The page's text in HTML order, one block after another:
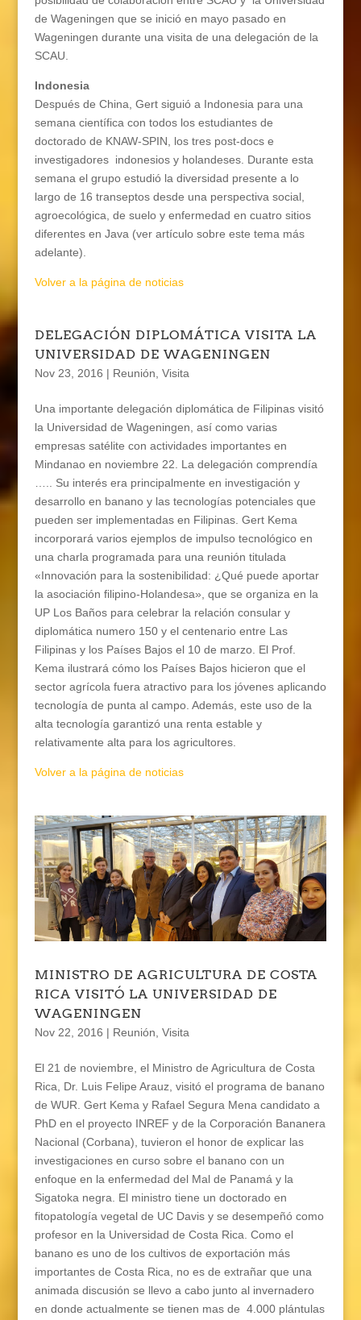
de Wageningen que se inició en mayo pasado en
Wageningen durante una visita de una delegación de la
SCAU.
Indonesia
Después de China, Gert siguió a Indonesia para una
semana científica con todos los estudiantes de
doctorado de KNAW-SPIN, los tres post-docs e
investigadores indonesios y holandeses. Durante esta
semana el grupo estudió la diversidad presente a lo
largo de 16 transeptos desde una perspectiva social,
agroecológica, de suelo y enfermedad en cuatro sitios
diferentes en Java (ver artículo sobre este tema más
adelante).
Volver a la página de noticias
DELEGACIÓN DIPLOMÁTICA VISITA LA
UNIVERSIDAD DE WAGENINGEN
Nov 23, 2016 | Reunión Visita
Una importante delegación diplomática de Filipinas visitó
la Universidad de Wageningen, así como varias
empresas satélite con actividades importantes en
Mindanao en noviembre 22. La delegación comprendía
….. Su interés era principalmente en investigación y
desarrollo en banano y las tecnologías potenciales que
pueden ser implementadas en Filipinas. Gert Kema
incorporará varios ejemplos de impulso tecnológico en
una charla programada para una reunión titulada
«Innovación para la sostenibilidad: ¿Qué puede aportar
la asociación filipino-Holandesa», que se organiza en la
UP Los Baños para celebrar la relación consular y
diplomática numero 150 y el centenario entre Las
Filipinas y los Países Bajos el 10 de marzo. El Prof.
Kema ilustrará cómo los Países Bajos hicieron que el
sector agrícola fuera atractivo para los jóvenes aplicando
tecnología de punta al campo. Además, este uso de la
alta tecnología garantizó una renta estable y
relativamente alta para los agricultores.
Volver a la página de noticias
MINISTRO DE AGRICULTURA DE COSTA
RICA VISITÓ LA UNIVERSIDAD DE
WAGENINGEN
Nov 22, 2016 | Reunión Visita
El 21 de noviembre, el Ministro de Agricultura de Costa
Rica, Dr. Luis Felipe Arauz, visitó el programa de banano
de WUR. Gert Kema y Rafael Segura Mena candidato a
PhD en el proyecto INREF y de la Corporación Bananera
Nacional (Corbana), tuvieron el honor de explicar las
investigaciones en curso sobre el banano con un
enfoque en la enfermedad del Mal de Panamá y la
Sigatoka negra. El ministro tiene un doctorado en
fitopatología vegetal de UC Davis y se desempeñó como
profesor en la Universidad de Costa Rica. Como el
banano es uno de los cultivos de exportación más
importantes de Costa Rica, no es de extrañar que una
animada discusión se llevo a cabo junto al invernadero
en donde actualmente se tienen mas de 4.000 plántulas